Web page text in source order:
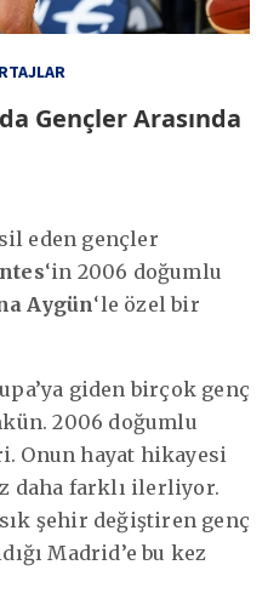
Gençler Arasında
eden gençler
‘in 2006 doğumlu
Aygün‘le özel bir
giden birçok genç
2006 doğumlu
Onun hayat hikayesi
daha farklı ilerliyor.
şehir değiştiren genç
Madrid’e bu kez